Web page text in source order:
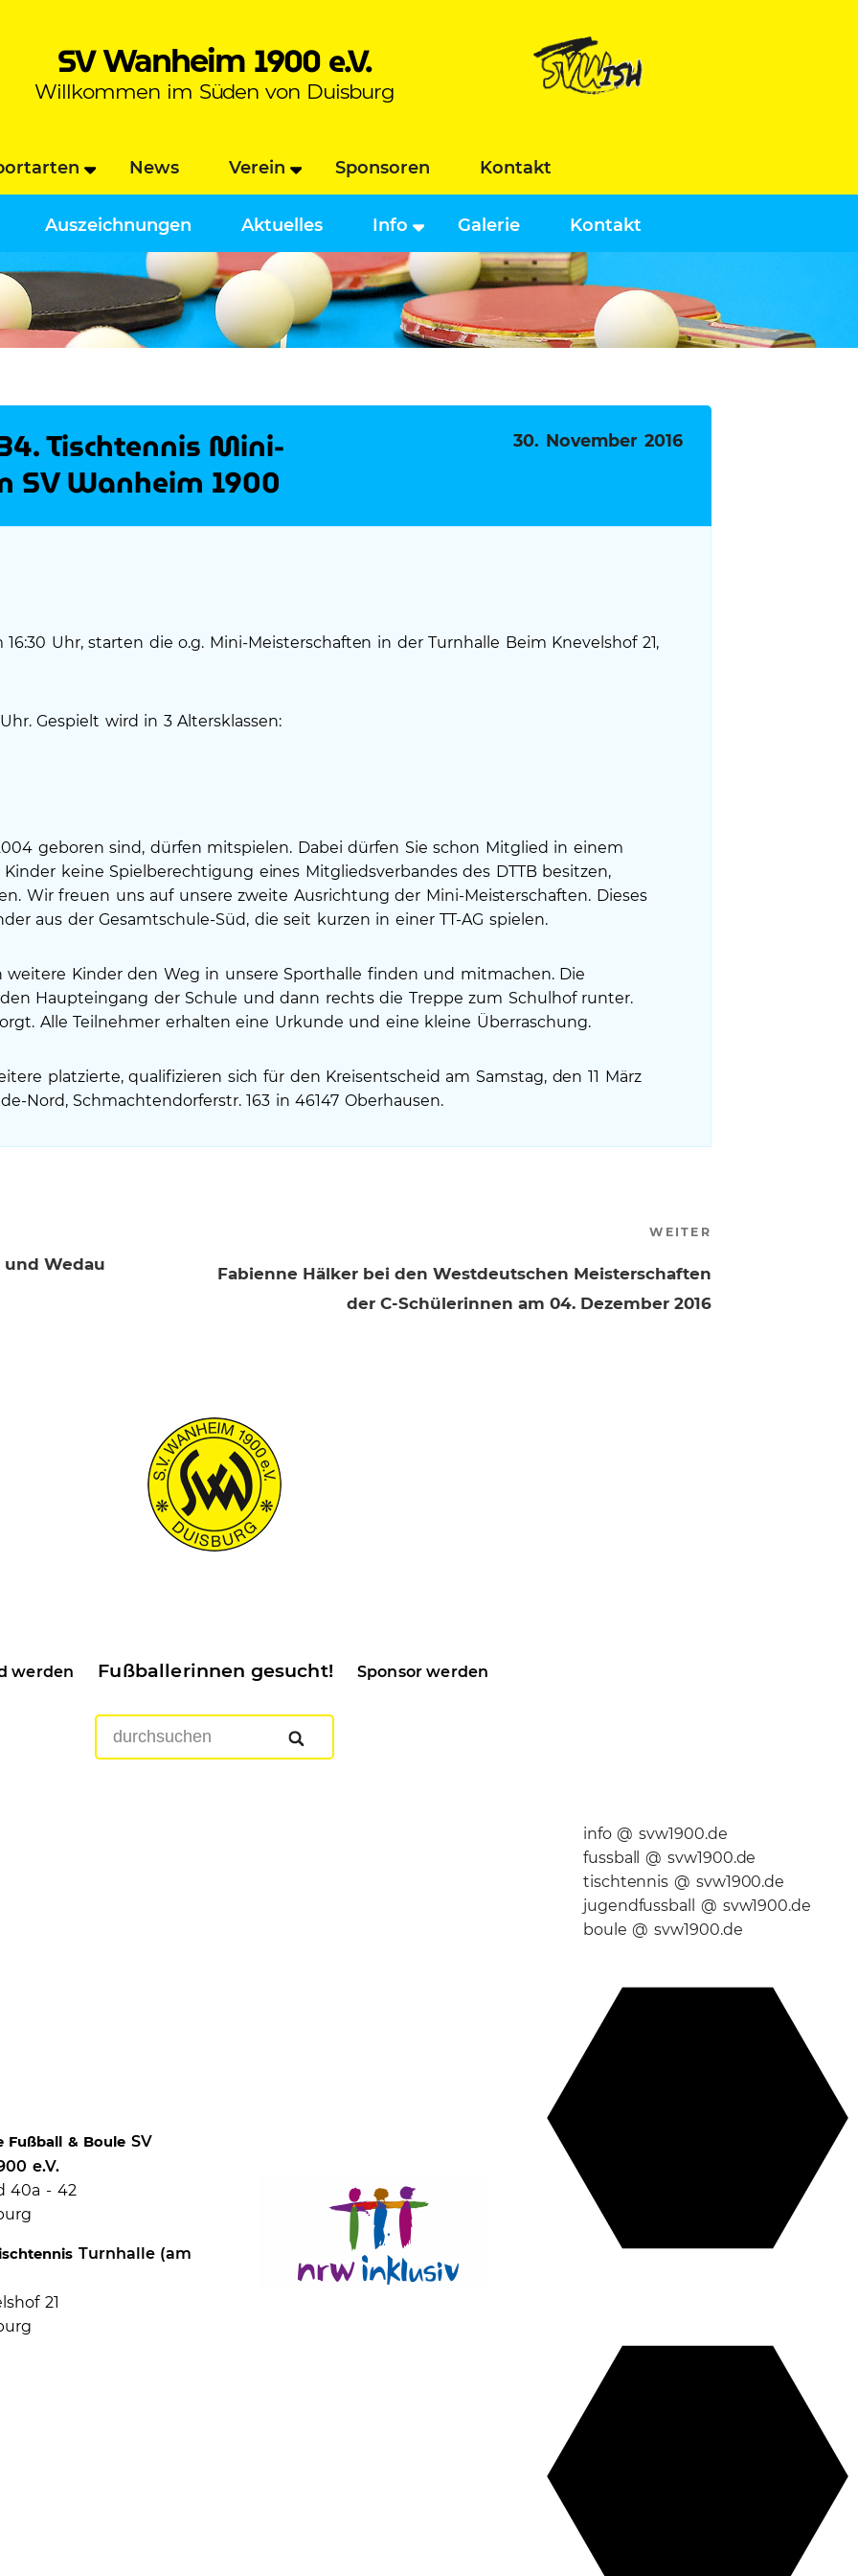
SVWanheim1900 e.V.
Willkommen im Süden von Duisburg
News Verein Sponsoren Kontakt
Auszeichnungen Aktuelles Info Galerie Kontakt
Tischtennis Mini-
SV Wanheim 1900
Veröffentlicht
30. November 2016
16:30 Uhr, starten die o.g. Mini-Meisterschaften in der Turnhalle Beim Knevelshof 21,
Gespielt wird in 3 Altersklassen:
geboren sind, dürfen mitspielen. Dabei dürfen Sie schon Mitglied in einem
keine Spielberechtigung eines Mitgliedsverbandes des DTTB besitzen,
Wir freuen uns auf unsere zweite Ausrichtung der Mini-Meisterschaften. Dieses
aus der Gesamtschule-Süd, die seit kurzen in einer TT-AG spielen.
Kinder den Weg in unsere Sporthalle finden und mitmachen. Die
Haupteingang der Schule und dann rechts die Treppe zum Schulhof runter.
Alle Teilnehmer erhalten eine Urkunde und eine kleine Überraschung.
platzierte, qualifizieren sich für den Kreisentscheid am Samstag, den 11 März
Nord, Schmachtendorferstr. 163 in 46147 Oberhausen.
und Wedau
WEITER
Fabienne Hälker bei den Westdeutschen Meisterschaften
der C-Schülerinnen am 04. Dezember 2016
werden Fußballerinnen gesucht! Sponsor werden
Fußball & Boule SV
e.V.
40a - 42
Turnhalle (am
21
info @ svw1900.de
fussball @ svw1900.de
tischtennis @ svw1900.de
jugendfussball @ svw1900.de
boule @ svw1900.de